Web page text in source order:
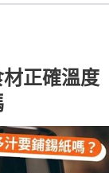
正確溫度